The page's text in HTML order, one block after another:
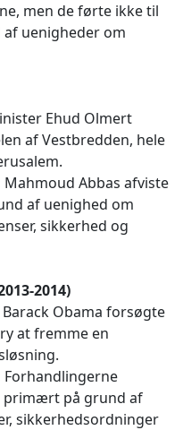
men de førte ikke til
uenigheder om
Ehud Olmert
af Vestbredden, hele
Mahmoud Abbas afviste
af uenighed om
sikkerhed og
2014)
Obama forsøgte
at fremme en
Forhandlingerne
primært på grund af
sikkerhedsordninger